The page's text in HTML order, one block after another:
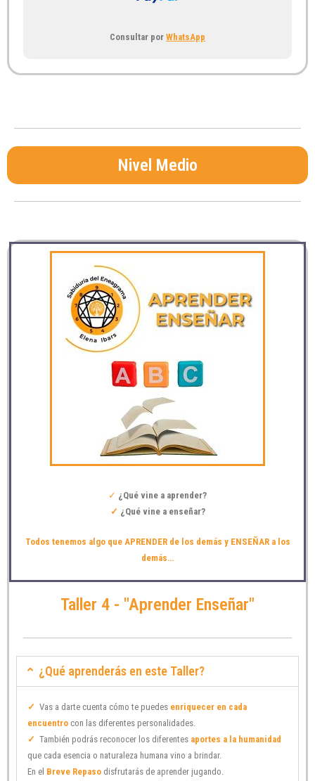
Consultar por WhatsApp
Nivel Medio
✓ ¿Qué vine a aprender?
✓ ¿Qué vine a enseñar?
Todos tenemos algo que APRENDER de los demás y ENSEÑAR a los
demás…
Taller 4 - "Aprender Enseñar"
¿Qué aprenderás en este Taller?
✓ Vas a darte cuenta cómo te puedes enriquecer en cada
encuentro con las diferentes personalidades.
✓ También podrás reconocer los diferentes aportes a la humanidad
que cada esencia o naturaleza humana vino a brindar.
En el Breve Repaso disfrutarás de aprender jugando.